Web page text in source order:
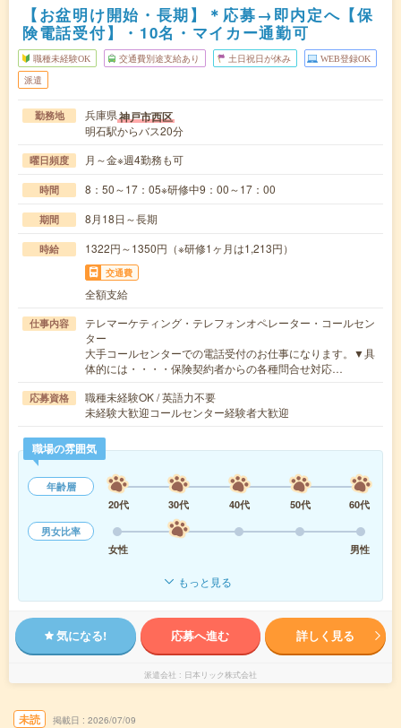
【お盆明け開始・長期】＊応募→即内定へ【保
険電話受付】・10名・マイカー通勤可
職種未経験OK 交通費別途支給あり 土日祝日が休み WEB登録OK
派遣
勤務地 兵庫県神戸市西区
明石駅からバス20分
曜日頻度 月～金※週4勤務も可
時間 8：50～17：05※研修中9：00～17：00
期間 8月18日～長期
時給 1322円～1350円（※研修1ヶ月は1,213円）
交通費
全額支給
仕事内容
テレマーケティング・テレフォンオペレーター・コールセン
ター
大手コールセンターでの電話受付のお仕事になります。▼具
体的には・・・・保険契約者からの各種問合せ対応…
応募資格
職種未経験OK / 英語力不要
未経験大歓迎コールセンター経験者大歓迎
職場の雰囲気
年齢層
20代
30代 40代 50代
60代
男女比率
女性
男性
もっと見る
気になる! 応募へ進む 詳しく見る
派遣会社 日本リック株式会社
未読 掲載日 2026/07/09